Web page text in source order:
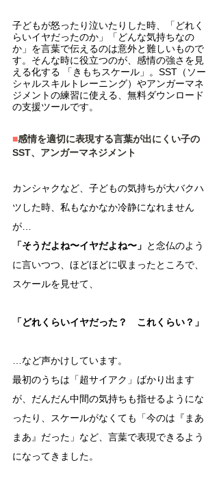
子どもが怒ったり泣いたりした時、「どれく
らいイヤだったのか」「どんな気持ちなの
か」を言葉で伝えるのは意外と難しいもので
す。そんな時に役立つのが、感情の強さを見
える化する 「きもちスケール」。SST（ソー
シャルスキルトレーニング）やアンガーマネ
ジメントの練習に使える、無料ダウンロード
の支援ツールです。
■感情を適切に表現する言葉が出にくい子の
SST、アンガーマネジメント
カンシャクなど、子どもの気持ちが大バクハ
ツした時、私もなかなか冷静になれません
が…
「そうだよね〜イヤだよね〜」 と念仏のよう
に言いつつ、ほどほどに収まったところで、
スケールを見せて、
「どれくらいイヤだった？　これくらい？」
…など声かけしています。
最初のうちは「超サイアク」ばかり出ます
が、だんだん中間の気持ちも指せるようにな
ったり、スケールがなくても「今のは『まあ
まあ』だった」など、言葉で表現できるよう
になってきました。